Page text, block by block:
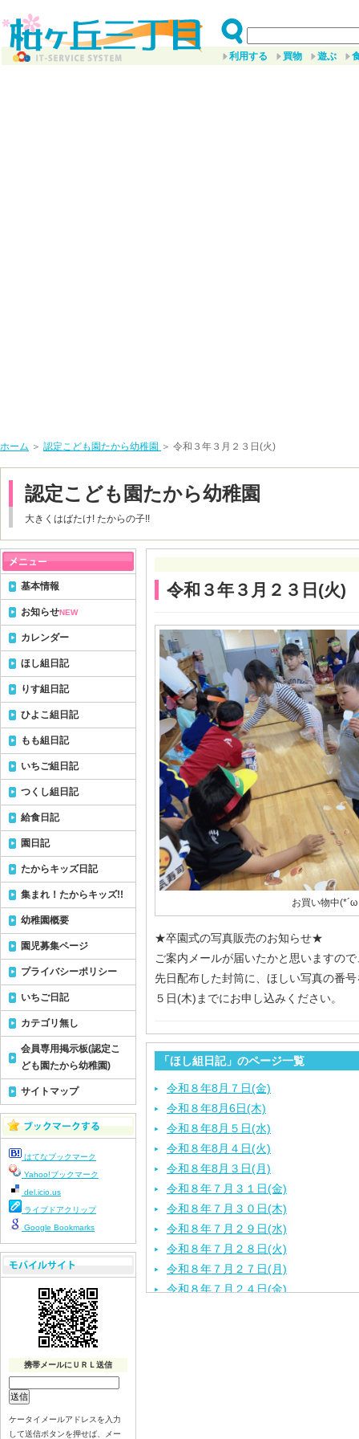
利用する 買物 遊ぶ
ホーム ＞ 認定こども園たから幼稚園 ＞ 令和３年３月２３日(火)
認定こども園たから幼稚園
大きくはばたけ! たからの子!!
令和３年３月２３日(火)
お買い物中
★卒園式の写真販売のお知らせ★
ご案内メールが届いたかと思いますの
先日配布した封筒に、ほしい写真の番
５日(木)までにお申し込みください。
「ほし組日記」のページ一覧
令和８年8月７日(金)
令和８年8月6日(木)
令和８年8月５日(水)
令和８年8月４日(火)
令和８年8月３日(月)
令和８年７月３１日(金)
令和８年７月３０日(木)
令和８年７月２９日(水)
令和８年７月２８日(火)
令和８年７月２７日(月)
令和８年７月２４日(金)
基本情報
お知らせNEW
カレンダー
ほし組日記
りす組日記
ひよこ組日記
もも組日記
いちご組日記
つくし組日記
給食日記
園日記
たからキッズ日記
集まれ！たからキッズ!!
幼稚園概要
園児募集ページ
プライバシーポリシー
いちご日記
カテゴリ無し
会員専用掲示板(認定こ
ども園たから幼稚園)
サイトマップ
はてなブックマーク
Yahoo!ブックマーク
del.icio.us
ライブドアクリップ
Google Bookmarks
携帯メールにＵＲＬ送信
ケータイメールアドレスを入力
して送信ボタンを押せば、メー